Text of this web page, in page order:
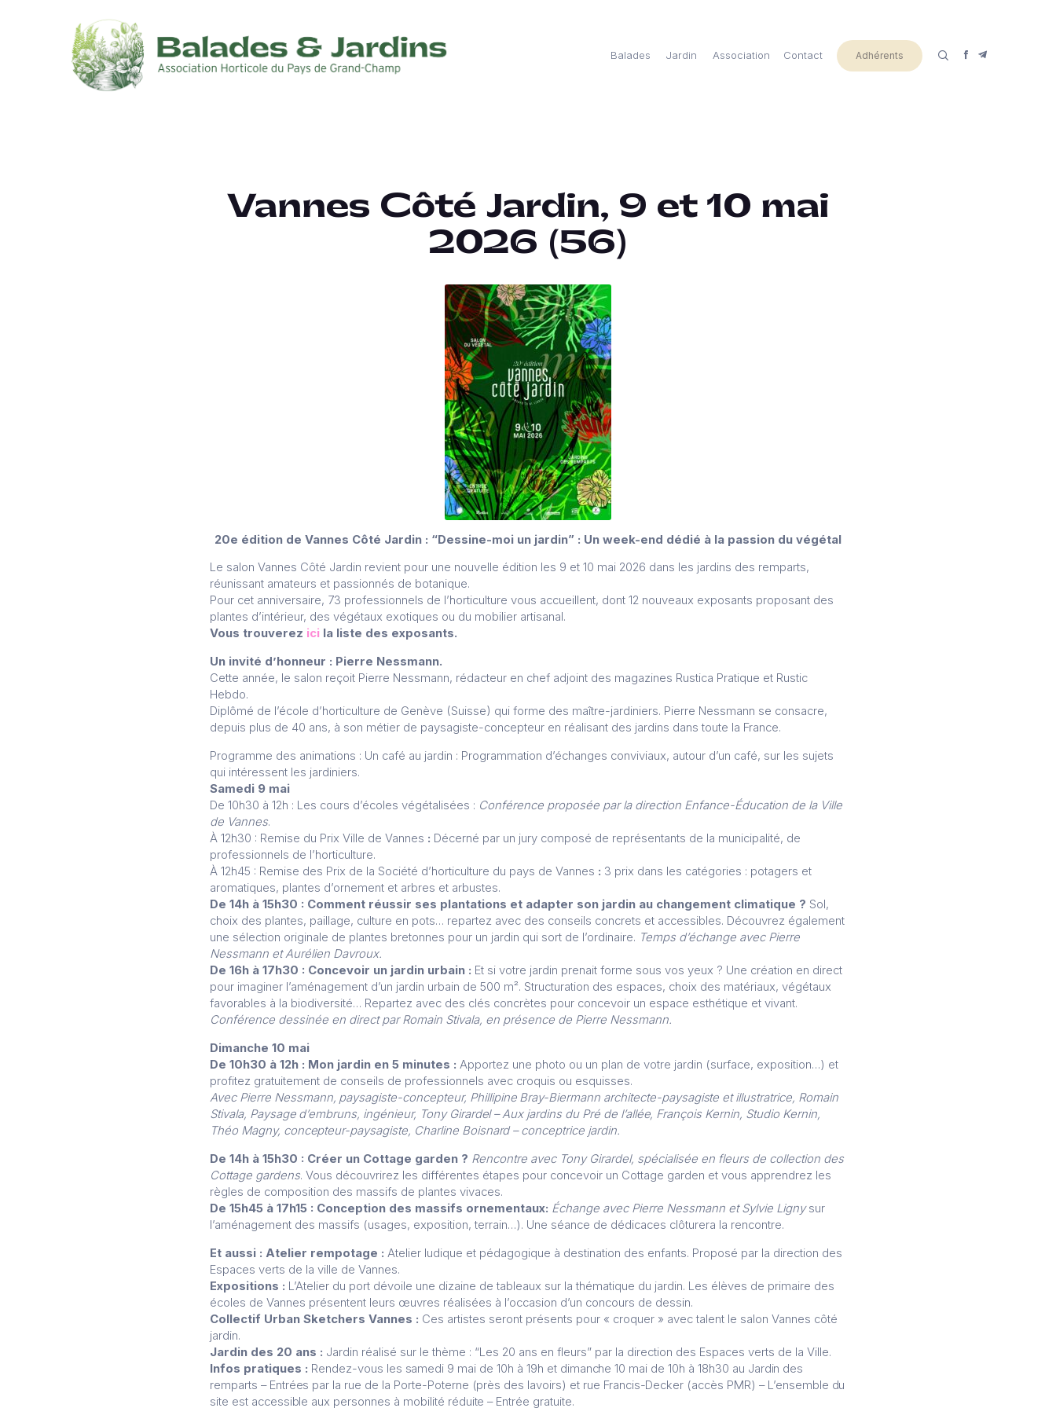
Balades Jardin Association Adhérents
Contact
Vannes Côté Jardin, 9 et 10 mai
2026 (56)
20e édition de Vannes Côté Jardin : “Dessine-moi un jardin” : Un week-end dédié à la passion du végétal
Le salon Vannes Côté Jardin revient pour une nouvelle édition les 9 et 10 mai 2026 dans les jardins des remparts,
réunissant amateurs et passionnés de botanique.
Pour cet anniversaire, 73 professionnels de l’horticulture vous accueillent, dont 12 nouveaux exposants proposant des
plantes d’intérieur, des végétaux exotiques ou du mobilier artisanal.
Vous trouverez ici la liste des exposants.
Un invité d’honneur : Pierre Nessmann.
Cette année, le salon reçoit Pierre Nessmann, rédacteur en chef adjoint des magazines Rustica Pratique et Rustic
Hebdo.
Diplômé de l’école d’horticulture de Genève (Suisse) qui forme des maître-jardiniers. Pierre Nessmann se consacre,
depuis plus de 40 ans, à son métier de paysagiste-concepteur en réalisant des jardins dans toute la France.
Programme des animations : Un café au jardin : Programmation d’échanges conviviaux, autour d’un café, sur les sujets
qui intéressent les jardiniers.
Samedi 9 mai
De 10h30 à 12h : Les cours d’écoles végétalisées : Conférence proposée par la direction Enfance-Éducation de la Ville
de Vannes.
À 12h30 : Remise du Prix Ville de Vannes : Décerné par un jury composé de représentants de la municipalité, de
professionnels de l’horticulture.
À 12h45 : Remise des Prix de la Société d’horticulture du pays de Vannes : 3 prix dans les catégories : potagers et
aromatiques, plantes d’ornement et arbres et arbustes.
De 14h à 15h30 : Comment réussir ses plantations et adapter son jardin au changement climatique ? Sol,
choix des plantes, paillage, culture en pots… repartez avec des conseils concrets et accessibles. Découvrez également
une sélection originale de plantes bretonnes pour un jardin qui sort de l’ordinaire. Temps d’échange avec Pierre
Nessmann et Aurélien Davroux.
De 16h à 17h30 : Concevoir un jardin urbain : Et si votre jardin prenait forme sous vos yeux ? Une création en direct
pour imaginer l’aménagement d’un jardin urbain de 500 m². Structuration des espaces, choix des matériaux, végétaux
favorables à la biodiversité… Repartez avec des clés concrètes pour concevoir un espace esthétique et vivant.
Conférence dessinée en direct par Romain Stivala, en présence de Pierre Nessmann.
Dimanche 10 mai
De 10h30 à 12h : Mon jardin en 5 minutes : Apportez une photo ou un plan de votre jardin (surface, exposition…) et
profitez gratuitement de conseils de professionnels avec croquis ou esquisses.
Avec Pierre Nessmann, paysagiste-concepteur, Phillipine Bray-Biermann architecte-paysagiste et illustratrice, Romain
Stivala, Paysage d’embruns, ingénieur, Tony Girardel – Aux jardins du Pré de l’allée, François Kernin, Studio Kernin,
Théo Magny, concepteur-paysagiste, Charline Boisnard – conceptrice jardin.
De 14h à 15h30 : Créer un Cottage garden ? Rencontre avec Tony Girardel, spécialisée en fleurs de collection des
Cottage gardens. Vous découvrirez les différentes étapes pour concevoir un Cottage garden et vous apprendrez les
règles de composition des massifs de plantes vivaces.
De 15h45 à 17h15 : Conception des massifs ornementaux: Échange avec Pierre Nessmann et Sylvie Lignysur
l’aménagement des massifs (usages, exposition, terrain…). Une séance de dédicaces clôturera la rencontre.
Et aussi : Atelier rempotage : Atelier ludique et pédagogique à destination des enfants. Proposé par la direction des
Espaces verts de la ville de Vannes.
Expositions : L’Atelier du port dévoile une dizaine de tableaux sur la thématique du jardin. Les élèves de primaire des
écoles de Vannes présentent leurs œuvres réalisées à l’occasion d’un concours de dessin.
Collectif Urban Sketchers Vannes : Ces artistes seront présents pour « croquer » avec talent le salon Vannes côté
jardin.
Jardin des 20 ans : Jardin réalisé sur le thème : “Les 20 ans en fleurs” par la direction des Espaces verts de la Ville.
Infos pratiques : Rendez-vous les samedi 9 mai de 10h à 19h et dimanche 10 mai de 10h à 18h30 au Jardin des
remparts – Entrées par la rue de la Porte-Poterne (près des lavoirs) et rue Francis-Decker (accès PMR) – L’ensemble du
site est accessible aux personnes à mobilité réduite – Entrée gratuite.